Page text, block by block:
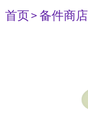
首页> 备件商店